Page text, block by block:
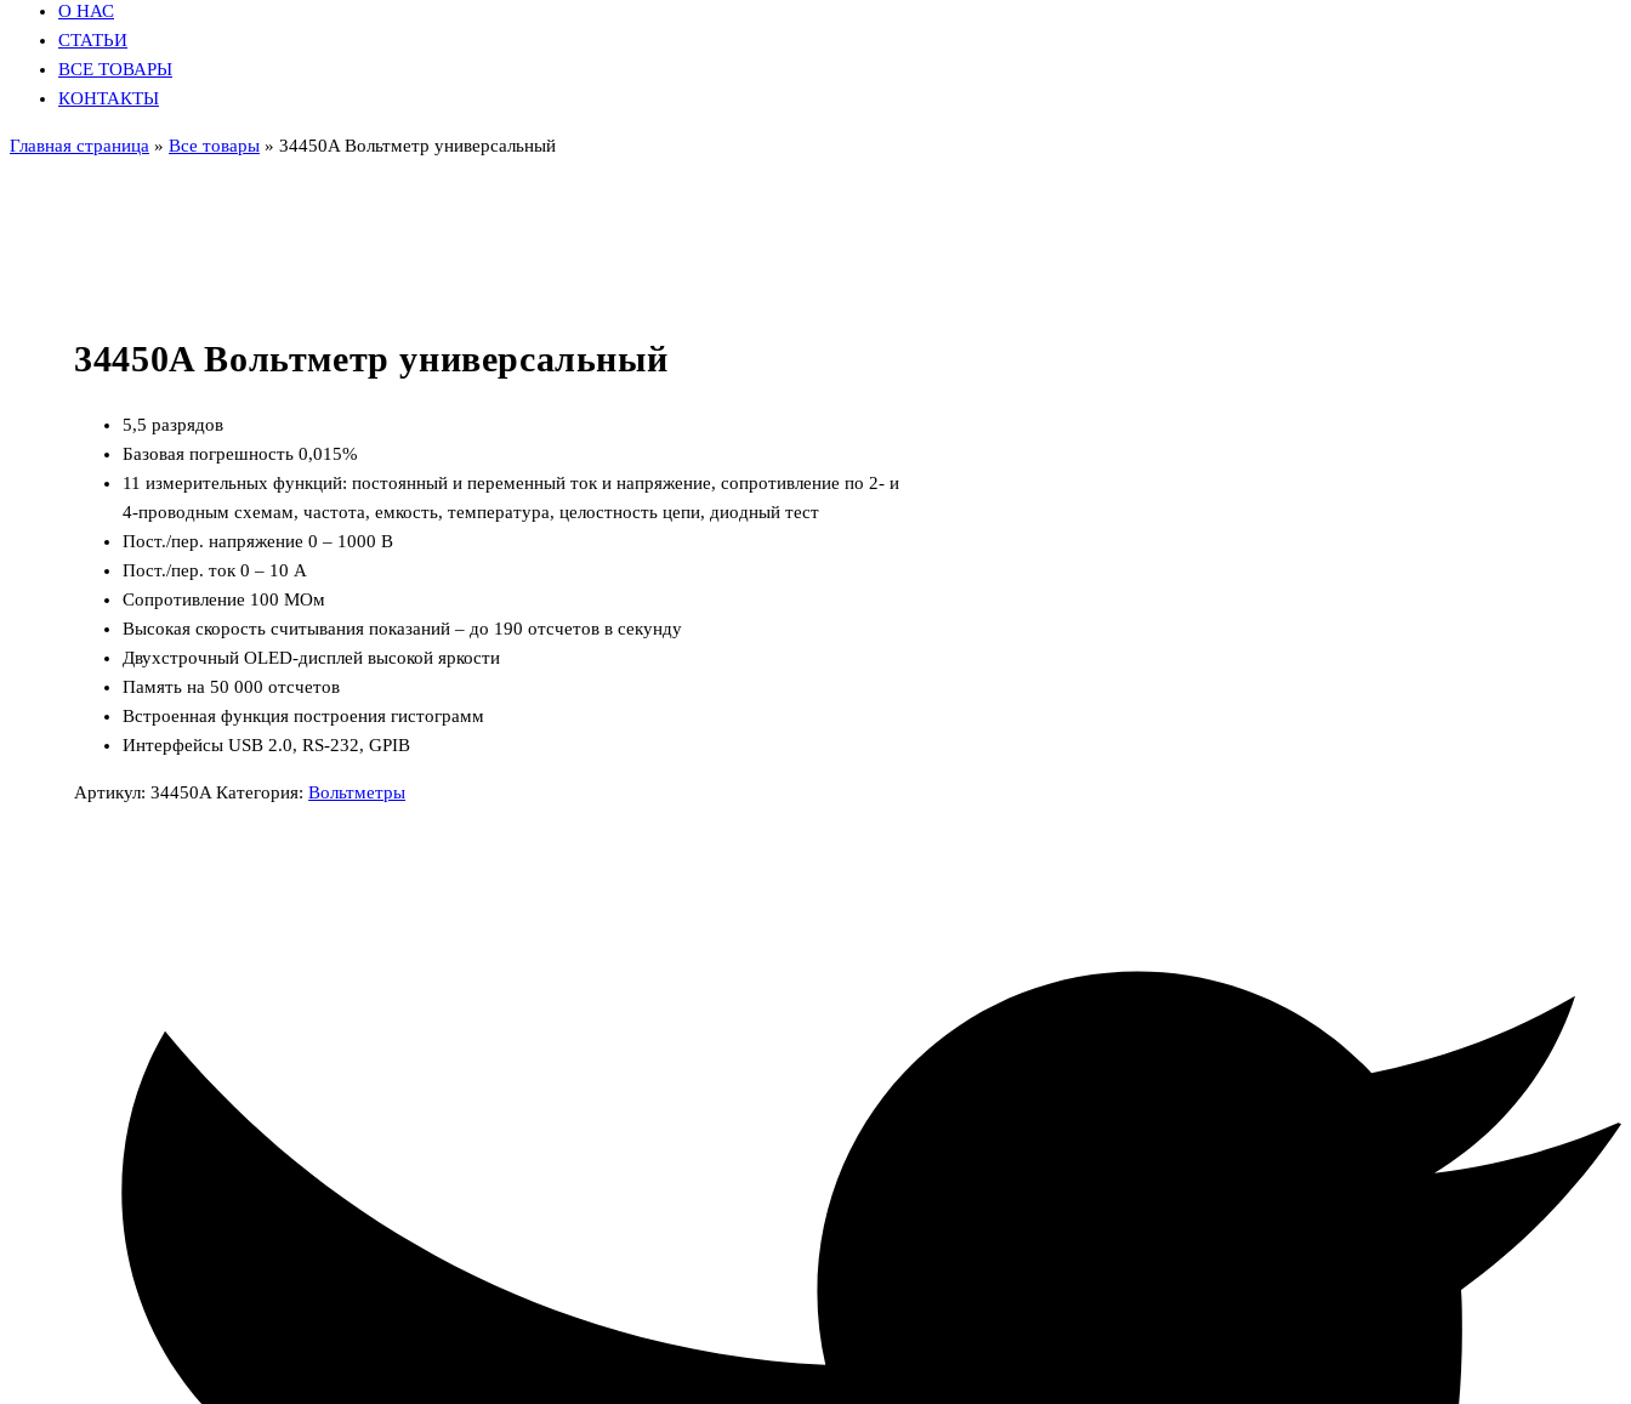
О НАС
СТАТЬИ
ВСЕ ТОВАРЫ
КОНТАКТЫ
Главная страница » Все товары » 34450A Вольтметр универсальный
34450A Вольтметр универсальный
5,5 разрядов
Базовая погрешность 0,015%
11 измерительных функций: постоянный и переменный ток и напряжение, сопротивление по 2- и
4-проводным схемам, частота, емкость, температура, целостность цепи, диодный тест
Пост./пер. напряжение 0 – 1000 В
Пост./пер. ток 0 – 10 А
Сопротивление 100 МОм
Высокая скорость считывания показаний – до 190 отсчетов в секунду
Двухстрочный OLED-дисплей высокой яркости
Память на 50 000 отсчетов
Встроенная функция построения гистограмм
Интерфейсы USB 2.0, RS-232, GPIB
Артикул:34450A Категория:Вольтметры